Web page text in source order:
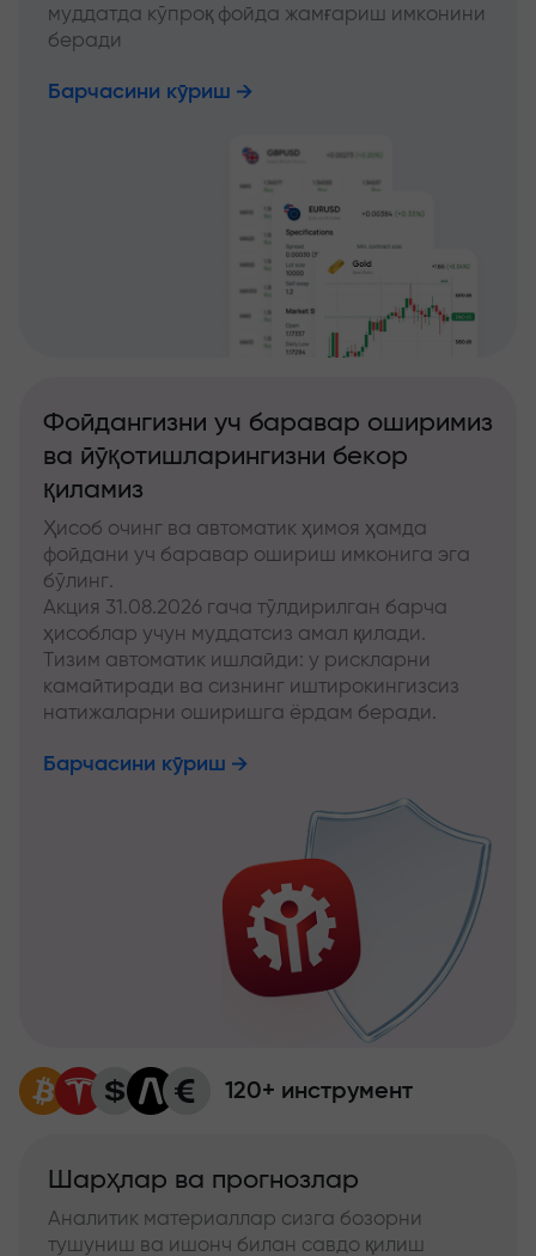
муддатда кўпроқ фойда жамғариш имконини
беради
Барчасини кўриш
Фойдангизни уч баравар оширимиз
ва йўқотишларингизни бекор
қиламиз
Ҳисоб очинг ва автоматик ҳимоя ҳамда
фойдани уч баравар ошириш имконига эга
бўлинг.
Акция 31.08.2026 гача тўлдирилган барча
ҳисоблар учун муддатсиз амал қилади.
Тизим автоматик ишлайди: у рискларни
камайтиради ва сизнинг иштирокингизсиз
натижаларни оширишга ёрдам беради.
Барчасини кўриш
120+ инструмент
Шарҳлар ва прогнозлар
Аналитик материаллар сизга бозорни
тушуниш ва ишонч билан савдо қилиш